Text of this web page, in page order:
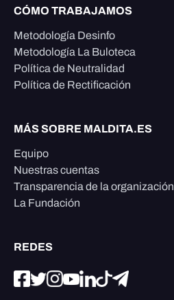
CÓMO TRABAJAMOS
Metodología Desinfo
Metodología La Buloteca
Política de Neutralidad
Política de Rectificación
MÁS SOBRE MALDITA.ES
Equipo
Nuestras cuentas
Transparencia de la organización
La Fundación
REDES